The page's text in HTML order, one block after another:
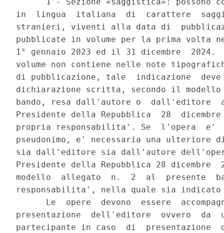
in  lingua  italiana  di  carattere
stranieri, viventi alla data di
pubblicate in volume per la prima volta
1° gennaio 2023 ed il 31 dicembre
volume non contiene nelle note
di pubblicazione, tale  indicazione
dichiarazione scritta, secondo il
bando, resa dall'autore o  dall'editore
Presidente della Repubblica  28
propria responsabilita'. Se  l'opera  e'
pseudonimo, e' necessaria una
sia dall'editore sia dall'autore
Presidente della Repubblica 28
modello  allegato  n.  2  al  presente
responsabilita', nella quale sia
Le  opere  devono  essere
presentazione  dell'editore  ovvero  da
partecipante in caso  di  presentazione